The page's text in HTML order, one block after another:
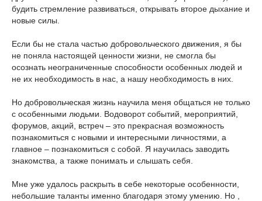
будить стремление развиваться, открывать второе дыхание и
новые силы.
Если бы не стала частью добровольческого движения, я бы
не поняла настоящей ценности жизни, не смогла бы
осознать неограниченные способности особенных людей и
не их необходимость в нас, а нашу необходимость в них.
Но добровольческая жизнь научила меня общаться не только
с особенными людьми. Водоворот событий, мероприятий,
форумов, акций, встреч – это прекрасная возможность
познакомиться с новыми и интересными личностями, а
главное – познакомиться с собой. Я научилась заводить
знакомства, а также понимать и слышать себя.
Мне уже удалось раскрыть в себе некоторые особенности,
небольшие таланты именно благодаря этому умению. Но ,